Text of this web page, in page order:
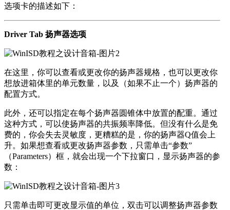
选项卡的描述如下：
Driver Tab 扬声器选项
在这里，你可以查看或更改你的扬声器规格，也可以更改你
想放进箱体里的单元数量，以及（如果不止一个）扬声器的
配置方式。
此外，还可以指定在每个扬声器圆锥体中放置的配重。通过
这种方式，可以使扬声器的共振频率降低。但没有什么是免
费的，你会失去灵敏度，更糟糕的是，你的扬声器Q值会上
升。如果想查看或更改扬声器参数，只需单击“参数”
（Parameters）框，就会出现一个下拉窗口，显示扬声器的参
数：
只需单击即可更改显示值的单位，双击可以调整扬声器参数